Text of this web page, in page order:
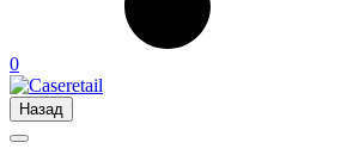
0
Назад